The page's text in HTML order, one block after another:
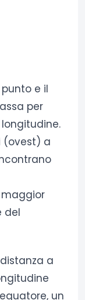
e il
per
(ovest) a
del
a
un